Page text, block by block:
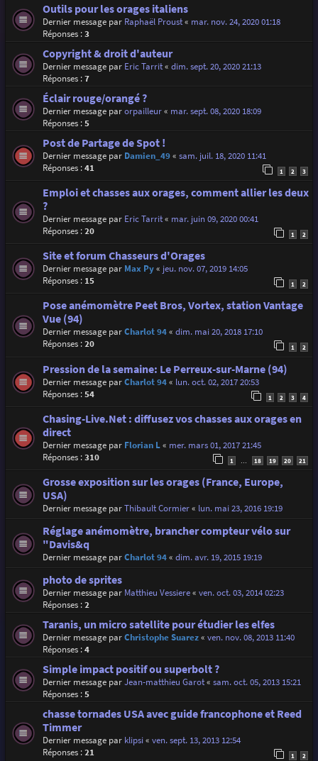
Outils pour les orages italiens
Dernier message par Raphaël Proust« mar. nov. 24, 2020 01:18
Réponses :3
Copyright & droit d'auteur
Dernier message par Eric Tarrit« dim. sept. 20, 2020 21:13
Réponses :7
Éclair rouge/orangé ?
Dernier message parorpailleur« mar. sept. 08, 2020 18:09
Réponses :5
Post de Partage de Spot !
Dernier message par Damien_49« sam. juil. 18, 2020 11:41
Réponses :41 1 2 3
Emploi et chasses aux orages, comment allier les deux
?
Dernier message par Eric Tarrit« mar. juin 09, 2020 00:41
Réponses :20 1 2
Site et forum Chasseurs d'Orages
Dernier message par Max Py« jeu. nov. 07, 2019 14:05
Réponses : 15 1 2
Pose anémomètre Peet Bros, Vortex, station Vantage
Vue (94)
Dernier message parCharlot 94« dim. mai 20, 2018 17:10
Réponses :20 1 2
Pression de la semaine: Le Perreux-sur-Marne (94)
Dernier message parCharlot 94« lun. oct. 02, 2017 20:53
Réponses :54 1 2 3 4
Chasing-Live.Net : diffusez vos chasses aux orages en
direct
Dernier message par Florian L« mer. mars 01, 2017 21:45
Réponses :310 1 18 19 20 21
Grosse exposition sur les orages (France, Europe,
USA)
Dernier message parThibault Cormier« lun. mai 23, 2016 19:19
Réglage anémomètre, brancher compteur vélo sur
"Davis&q
Dernier message parCharlot 94« dim. avr. 19, 2015 19:19
photo de sprites
Dernier message par Matthieu Vessiere« ven. oct. 03, 2014 02:23
Réponses :2
Taranis, un micro satellite pour étudier les elfes
Dernier message parChristophe Suarez« ven. nov. 08, 2013 11:40
Réponses :4
Simple impact positif ou superbolt ?
Dernier message parJean-matthieu Garot« sam. oct. 05, 2013 15:21
Réponses :5
chasse tornades USA avec guide francophone et Reed
Timmer
Dernier message par klipsi« ven. sept. 13, 2013 12:54
Réponses :21 1 2